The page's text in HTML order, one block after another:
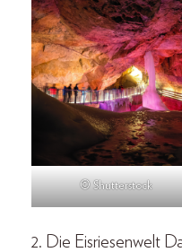
© Shutterstock
2. Die Eisriesenwelt